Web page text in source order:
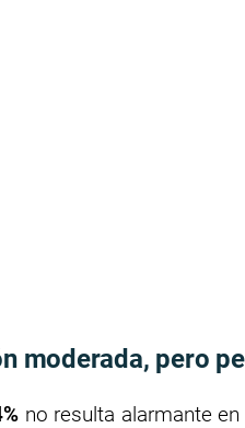
moderada, pero
no resulta alarmante